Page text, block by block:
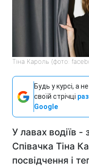
Тіна Кароль (фото:
Будь у курсі, а
своїй стрічці
Google
У лавах водіїв -
Співачка Тіна
посвідчення і